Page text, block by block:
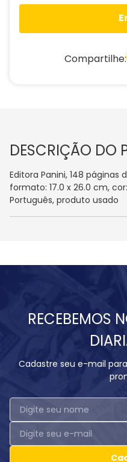
Compartilhe:
DESCRIÇÃO DO
Editora Panini, 148 páginas
formato: 17.0 x 26.0 cm,
Português, produto usado
RECEBEMOS
Cadastre seu e-mail